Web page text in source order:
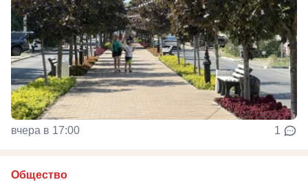
вчера в 17:00 1
Общество